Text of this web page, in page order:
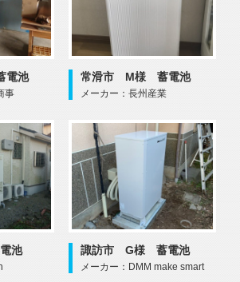
電池
事
常滑市 M様 蓄電池
メーカー：長州産業
池 諏訪市 G様 蓄電池
メーカー：DMM make smart